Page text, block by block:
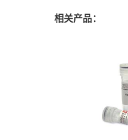
相关产品：